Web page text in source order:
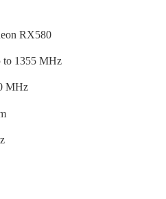
RX580
to 1355 MHz
MHz